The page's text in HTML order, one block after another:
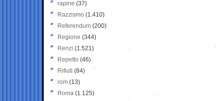
rapine (37)
Razzismo (1.410)
Referendum (200)
Regione (344)
Renzi (1.521)
Repetto (46)
Rifiuti (84)
rom (13)
Roma (1.125)